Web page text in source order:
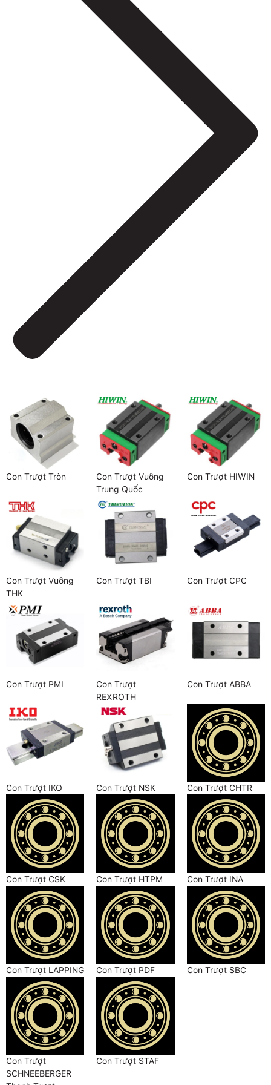
Con Trượt Tròn
Con Trượt Vuông
Trung Quốc
Con Trượt HIWIN
Con Trượt Vuông
THK
Con Trượt TBI Con Trượt CPC
Con Trượt PMI
Con Trượt
REXROTH
Con Trượt ABBA
Con Trượt IKO Con Trượt NSK Con Trượt CHTR
Con Trượt CSK Con Trượt HTPM Con Trượt INA
Con Trượt LAPPING Con Trượt PDF Con Trượt SBC
Con Trượt
SCHNEEBERGER
Con Trượt STAF